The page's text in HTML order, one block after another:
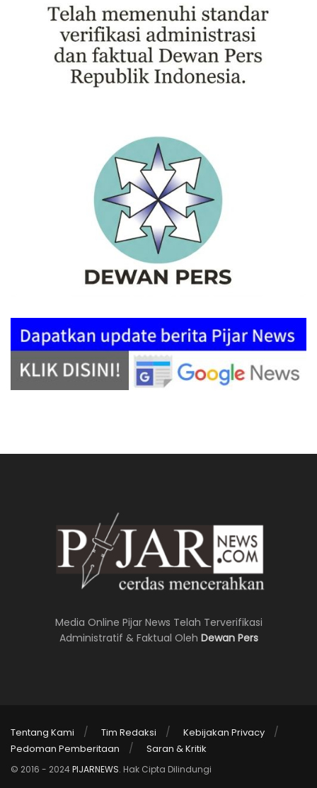
Media Online Pijar News Telah Terverifikasi
Administratif & Faktual Oleh Dewan Pers
Tentang Kami Tim Redaksi
Kebijakan Privacy
Pedoman Pemberitaan
Saran & Kritik
© 2016 - 2024PIJARNEWS. Hak Cipta Dilindungi